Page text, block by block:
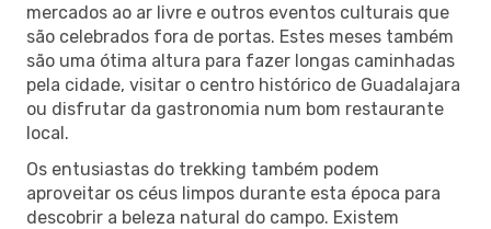
mercados ao ar livre e outros eventos culturais que
são celebrados fora de portas. Estes meses também
são uma ótima altura para fazer longas caminhadas
pela cidade, visitar o centro histórico de Guadalajara
ou disfrutar da gastronomia num bom restaurante
local.
Os entusiastas do trekking também podem
aproveitar os céus limpos durante esta época para
descobrir a beleza natural do campo. Existem